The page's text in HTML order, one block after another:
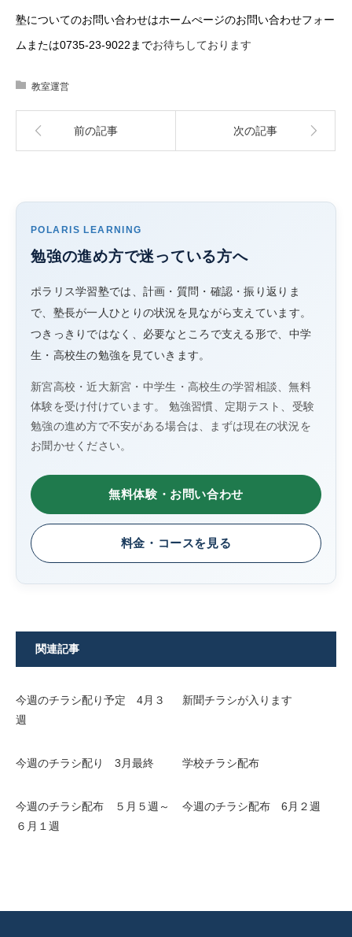
塾についてのお問い合わせはホームぺージのお問い合わせフォー
ムまたは0735-23-9022までお待ちしております
教室運営
前の記事 次の記事
POLARIS LEARNING
勉強の進め方で迷っている方へ
ポラリス学習塾では、計画・質問・確認・振り返りま
で、塾長が一人ひとりの状況を見ながら支えています。
つきっきりではなく、必要なところで支える形で、中学
生・高校生の勉強を見ていきます。
新宮高校・近大新宮・中学生・高校生の学習相談、無料
体験を受け付けています。 勉強習慣、定期テスト、受験
勉強の進め方で不安がある場合は、まずは現在の状況を
お聞かせください。
無料体験・お問い合わせ
料金・コースを見る
関連記事
今週のチラシ配り予定 4月３
週
新聞チラシが入ります
今週のチラシ配り 3月最終 学校チラシ配布
今週のチラシ配布 ５月５週～
６月１週
今週のチラシ配布 6月２週